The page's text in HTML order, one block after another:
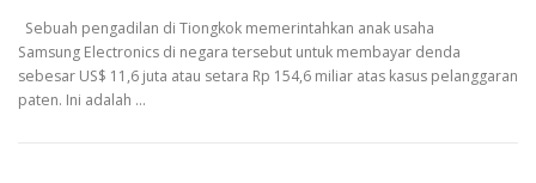
Sebuah pengadilan di Tiongkok memerintahkan anak usaha
Samsung Electronics di negara tersebut untuk membayar denda
sebesar US$ 11,6 juta atau setara Rp 154,6 miliar atas kasus pelanggaran
paten. Ini adalah …